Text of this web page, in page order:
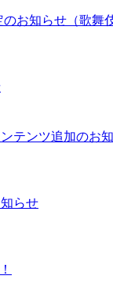
お知らせ（歌舞
テンツ追加のお
らせ